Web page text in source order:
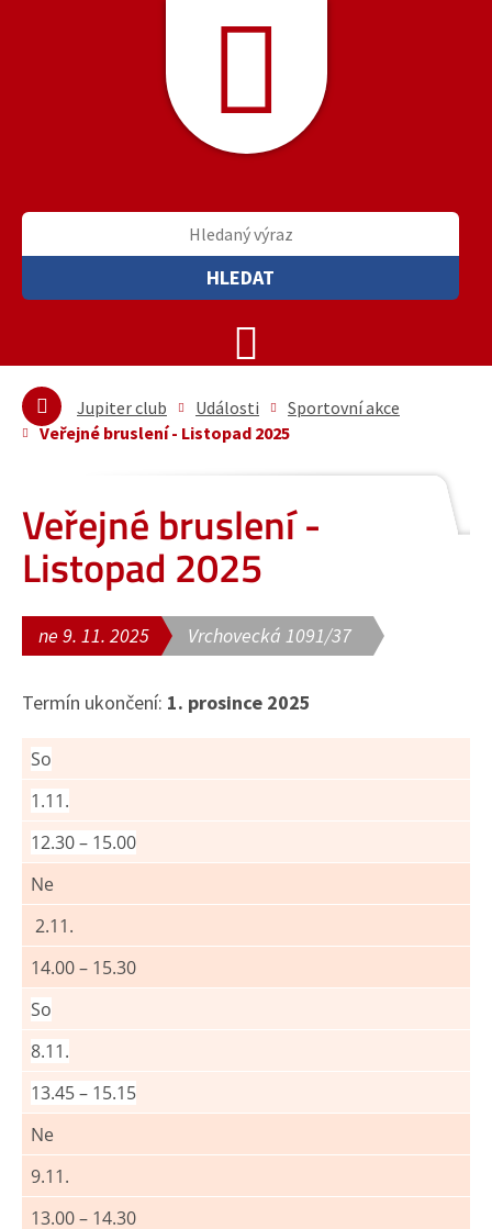
HLEDAT
Jupiter club Události
Sportovní akce
Veřejné bruslení - Listopad 2025
Veřejné bruslení -
Listopad 2025
ne 9. 11. 2025 Vrchovecká 1091/37
Termín ukončení: 1. prosince 2025
So
1.11.
12.30 – 15.00
Ne
2.11.
14.00 – 15.30
So
8.11.
13.45 – 15.15
Ne
9.11.
13.00 – 14.30